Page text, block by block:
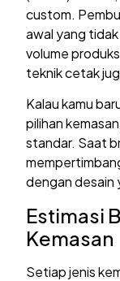
custom.
awal yang
volume
teknik cetak
Kalau kamu
pilihan
standar. Saat
dengan desain
Estimasi
Kemasan
Setiap jenis